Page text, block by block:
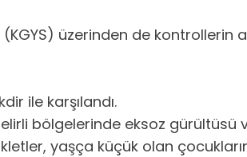
üzerinden de kontrollerin
ile karşılandı.
bölgelerinde eksoz gürültüsü
yaşça küçük olan